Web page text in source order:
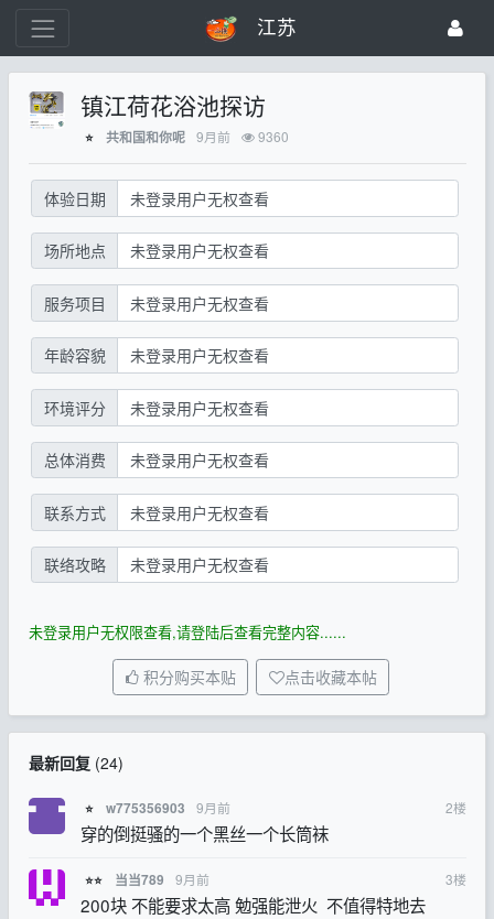
江苏
镇江荷花浴池探访
⭐ 共和国和你呢 9月前 9360
体验日期 未登录用户无权查看
场所地点 未登录用户无权查看
服务项目 未登录用户无权查看
年龄容貌 未登录用户无权查看
环境评分 未登录用户无权查看
总体消费 未登录用户无权查看
联系方式 未登录用户无权查看
联络攻略 未登录用户无权查看
未登录用户无权限查看,请登陆后查看完整内容......
积分购买本贴 点击收藏本帖
最新回复(24)
⭐ w775356903 9月前 2楼
穿的倒挺骚的一个黑丝一个长筒袜
⭐⭐ 当当789 9月前 3楼
200块 不能要求太高 勉强能泄火 不值得特地去